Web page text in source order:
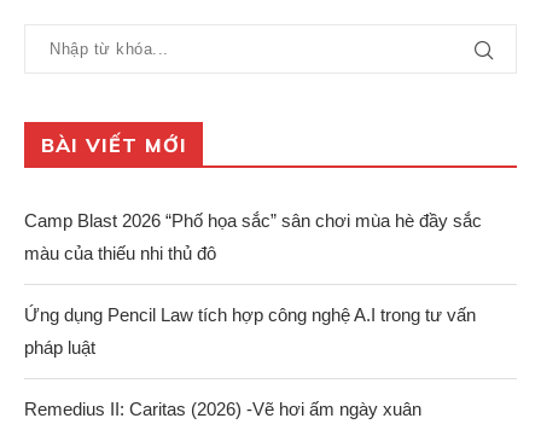
BÀI VIẾT MỚI
Camp Blast 2026 “Phố họa sắc” sân chơi mùa hè đầy sắc
màu của thiếu nhi thủ đô
Ứng dụng Pencil Law tích hợp công nghệ A.I trong tư vấn
pháp luật
Remedius II: Caritas (2026) -Vẽ hơi ấm ngày xuân